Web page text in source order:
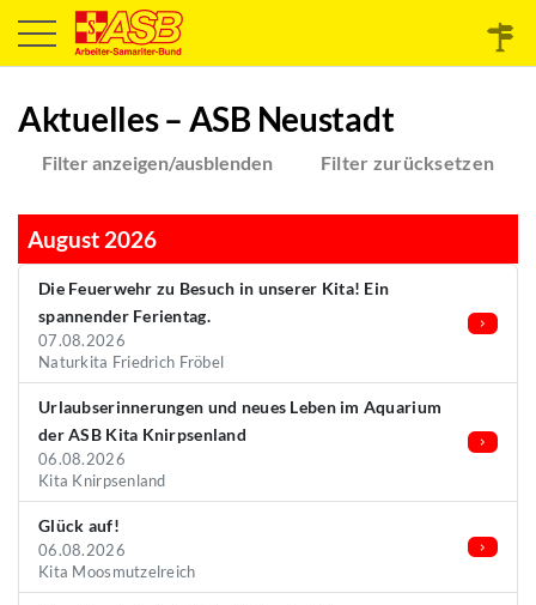
Aktuelles – ASB Neustadt
Filter anzeigen/ausblenden Filter zurücksetzen
August 2026
Die Feuerwehr zu Besuch in unserer Kita! Ein
spannender Ferientag.
07.08.2026
Naturkita Friedrich Fröbel
Urlaubserinnerungen und neues Leben im Aquarium
der ASB Kita Knirpsenland
06.08.2026
Kita Knirpsenland
Glück auf!
06.08.2026
Kita Moosmutzelreich